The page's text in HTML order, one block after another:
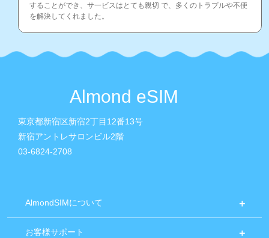
することができ、サ一ビスはとても親切 で、多くのトラプルや不便
を解決してくれました。
Almond eSIM
東京都新宿区新宿2丁目12番13号
新宿アントレサロンビル2階
03-6824-2708
AlmondSIMについて
お客様サポート